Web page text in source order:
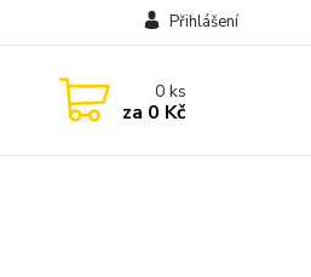
Přihlášení
0ks
za 0 Kč